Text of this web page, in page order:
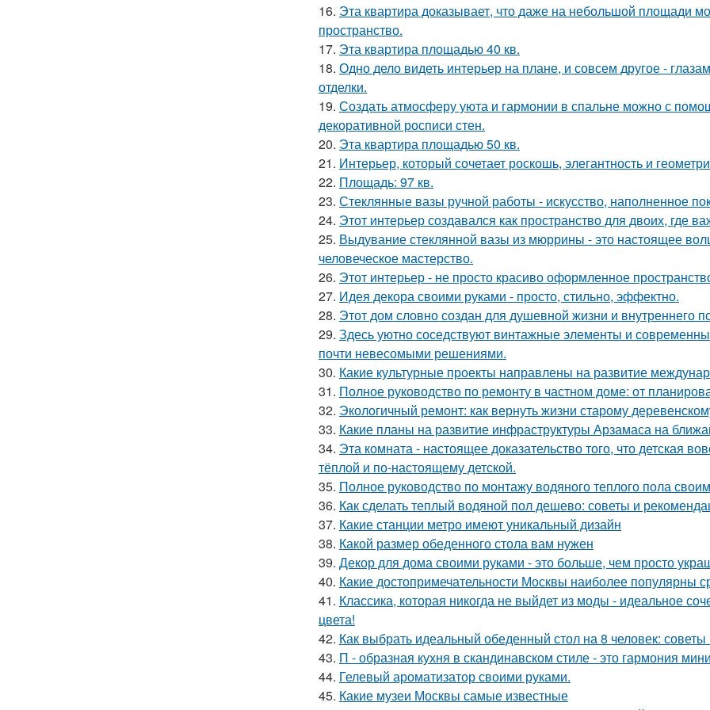
16. Эта квартира доказывает, что даже на небольшой площади
пространство.
17. Эта квартира площадью 40 кв.
18. Одно дело видеть интерьер на плане, и совсем другое -
отделки.
19. Создать атмосферу уюта и гармонии в спальне можно с
декоративной росписи стен.
20. Эта квартира площадью 50 кв.
21. Интерьер, который сочетает роскошь, элегантность и
22. Площадь: 97 кв.
23. Стеклянные вазы ручной работы - искусство, наполненное
24. Этот интерьер создавался как пространство для двоих, где
25. Выдувание стеклянной вазы из мюррины - это настоящее
человеческое мастерство.
26. Этот интерьер - не просто красиво оформленное
27. Идея декора своими руками - просто, стильно, эффектно.
28. Этот дом словно создан для душевной жизни и внутреннего
29. Здесь уютно соседствуют винтажные элементы и
почти невесомыми решениями.
30. Какие культурные проекты направлены на развитие
31. Полное руководство по ремонту в частном доме: от
32. Экологичный ремонт: как вернуть жизни старому
33. Какие планы на развитие инфраструктуры Арзамаса на
34. Эта комната - настоящее доказательство того, что детская
тёплой и по-настоящему детской.
35. Полное руководство по монтажу водяного теплого пола
36. Как сделать теплый водяной пол дешево: советы и
37. Какие станции метро имеют уникальный дизайн
38. Какой размер обеденного стола вам нужен
39. Декор для дома своими руками - это больше, чем просто
40. Какие достопримечательности Москвы наиболее популярны
41. Классика, которая никогда не выйдет из моды - идеальное
цвета!
42. Как выбрать идеальный обеденный стол на 8 человек:
43. П - образная кухня в скандинавском стиле - это гармония
44. Гелевый ароматизатор своими руками.
45. Какие музеи Москвы самые известные